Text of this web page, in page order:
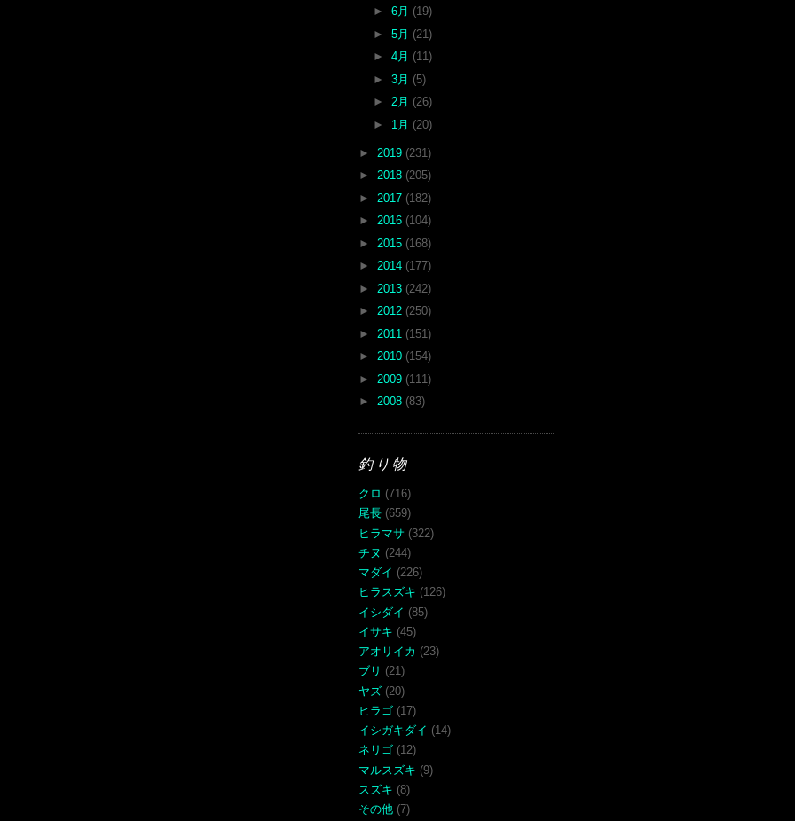
► 6月 (19)
► 5月 (21)
► 4月 (11)
► 3月 (5)
► 2月 (26)
► 1月 (20)
► 2019 (231)
► 2018 (205)
► 2017 (182)
► 2016 (104)
► 2015 (168)
► 2014 (177)
► 2013 (242)
► 2012 (250)
► 2011 (151)
► 2010 (154)
► 2009 (111)
► 2008 (83)
釣り物
クロ (716)
尾長 (659)
ヒラマサ (322)
チヌ (244)
マダイ (226)
ヒラスズキ (126)
イシダイ (85)
イサキ (45)
アオリイカ (23)
ブリ (21)
ヤズ (20)
ヒラゴ (17)
イシガキダイ (14)
ネリゴ (12)
マルスズキ (9)
スズキ (8)
その他 (7)